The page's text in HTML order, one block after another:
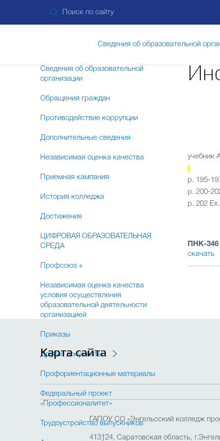
Сведения об образовательной
организации
Обращения граждан
Противодействие коррупции
Дополнительные сведения
Независимая оценка качества
Приемная кампания
История колледжа
Достижения
ЦИФРОВАЯ ОБРАЗОВАТЕЛЬНАЯ
СРЕДА
Профсоюз +
Независимая оценка качества
условия осуществления
образовательной деятельности
организацией
Приказы
Другие документы
Профориентационные материалы
Федеральный проект
«Профессионалитет»
Трудоустройство выпускников
учебник
p. 195-
p. 200-
p. 202 Ex.
ПНК-346
скачать
Сведения об образовательной
Карта сайта
ГАПОУ СО «Энгельсский колледж
413124, Саратовская область,